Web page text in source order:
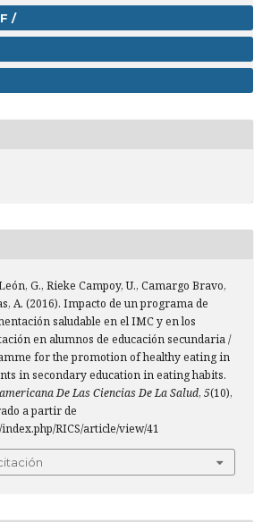
/
G., Rieke Campoy, U., Camargo Bravo,
A. (2016). Impacto de un programa de
saludable en el IMC y en los
en alumnos de educación secundaria /
for the promotion of healthy eating in
in secondary education in eating habits.
De Las Ciencias De La Salud, 5(10),
a partir de
RICS/article/view/41